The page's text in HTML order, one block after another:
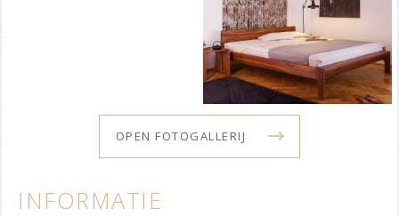
OPEN FOTOGALLERIJ
INFORMATIE